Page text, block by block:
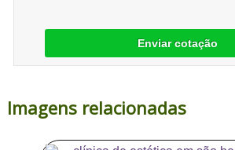
Enviar cotação
Imagens relacionadas